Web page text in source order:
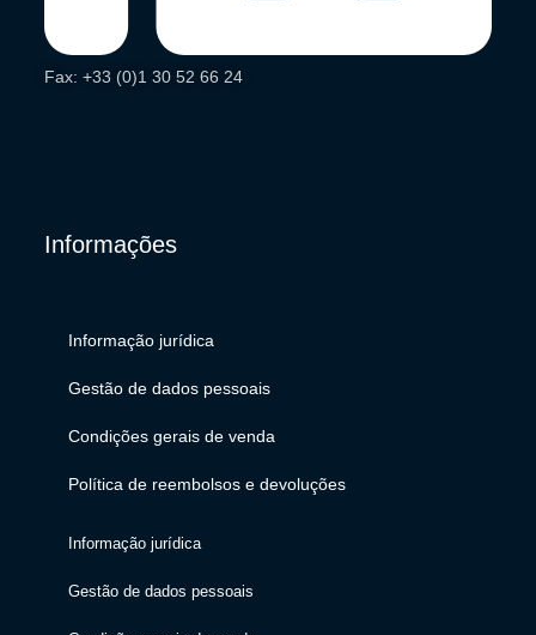
Fax: +33 (0)1 30 52 66 24
Informações
Informação jurídica
Gestão de dados pessoais
Condições gerais de venda
Política de reembolsos e devoluções
Informação jurídica
Gestão de dados pessoais